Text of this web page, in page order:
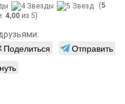
(5
4,00из 5)
Поделиться
Отправить